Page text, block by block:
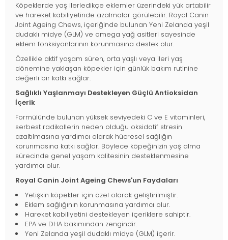
Köpeklerde yaş ilerledikçe eklemler üzerindeki yük artabilir
ve hareket kabiliyetinde azalmalar görülebilir. Royal Canin
Joint Ageing Chews, içeriğinde bulunan Yeni Zelanda yeşil
dudaklı midye (GLM) ve omega yağ asitleri sayesinde
eklem fonksiyonlarının korunmasına destek olur.
Özellikle aktif yaşam süren, orta yaşlı veya ileri yaş
dönemine yaklaşan köpekler için günlük bakım rutinine
değerli bir katkı sağlar.
Sağlıklı Yaşlanmayı Destekleyen Güçlü Antioksidan
İçerik
Formülünde bulunan yüksek seviyedeki C ve E vitaminleri,
serbest radikallerin neden olduğu oksidatif stresin
azaltılmasına yardımcı olarak hücresel sağlığın
korunmasına katkı sağlar. Böylece köpeğinizin yaş alma
sürecinde genel yaşam kalitesinin desteklenmesine
yardımcı olur.
Royal Canin Joint Ageing Chews'un Faydaları
Yetişkin köpekler için özel olarak geliştirilmiştir.
Eklem sağlığının korunmasına yardımcı olur.
Hareket kabiliyetini destekleyen içeriklere sahiptir.
EPA ve DHA bakımından zengindir.
Yeni Zelanda yeşil dudaklı midye (GLM) içerir.